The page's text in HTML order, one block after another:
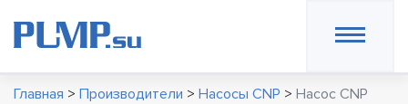
Главная > Производители > Насосы CNP > Насос CNP